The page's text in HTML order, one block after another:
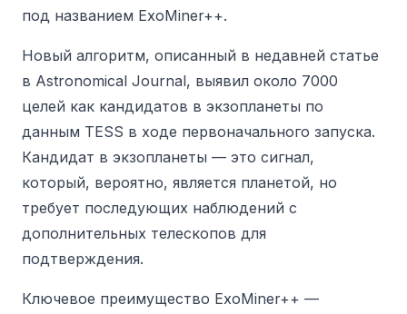
под названием ExoMiner++.
Новый алгоритм, описанный в недавней статье
в Astronomical Journal, выявил около 7000
целей как кандидатов в экзопланеты по
данным TESS в ходе первоначального запуска.
Кандидат в экзопланеты — это сигнал,
который, вероятно, является планетой, но
требует последующих наблюдений с
дополнительных телескопов для
подтверждения.
Ключевое преимущество ExoMiner++ —